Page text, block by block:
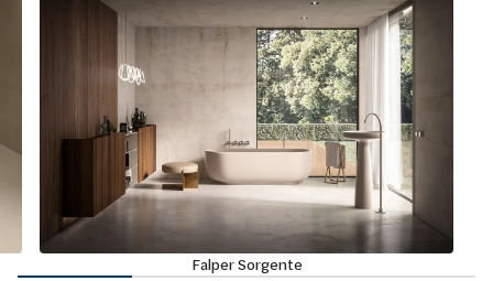
Falper Sorgente